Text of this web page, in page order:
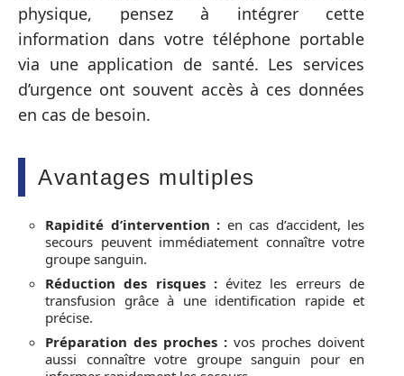
physique, pensez à intégrer cette
information dans votre téléphone portable
via une application de santé. Les services
d’urgence ont souvent accès à ces données
en cas de besoin.
Avantages multiples
Rapidité d’intervention : en cas d’accident, les
secours peuvent immédiatement connaître votre
groupe sanguin.
Réduction des risques :évitez les erreurs de
transfusion grâce à une identification rapide et
précise.
Préparation des proches : vos proches doivent
aussi connaître votre groupe sanguin pour en